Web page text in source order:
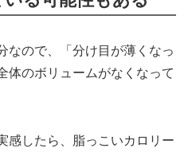
なので、「分け目が薄くなっ
体のボリュームがなくなって
感したら、脂っこいカロリー